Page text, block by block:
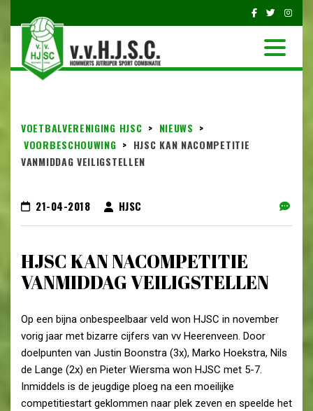
VOETBALVERENIGING HJSC > NIEUWS >
VOORBESCHOUWING > HJSC KAN NACOMPETITIE
VANMIDDAG VEILIGSTELLEN
21-04-2018 HJSC
HJSC KAN NACOMPETITIE
VANMIDDAG VEILIGSTELLEN
Op een bijna onbespeelbaar veld won HJSC in november
vorig jaar met bizarre cijfers van vv Heerenveen. Door
doelpunten van Justin Boonstra (3x), Marko Hoekstra, Nils
de Lange (2x) en Pieter Wiersma won HJSC met 5-7.
Inmiddels is de jeugdige ploeg na een moeilijke
competitiestart geklommen naar plek zeven en speelde het